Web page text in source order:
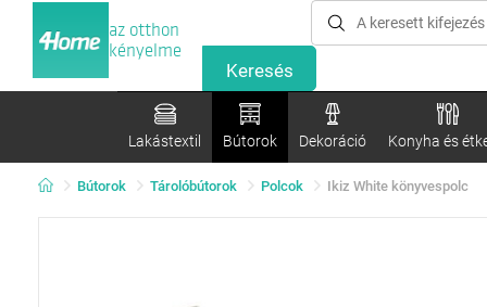
az otthon
kényelme
Lakástextil Bútorok Dekoráció Konyha és
Bútorok Tárolóbútorok Polcok Ikiz White könyvespolc